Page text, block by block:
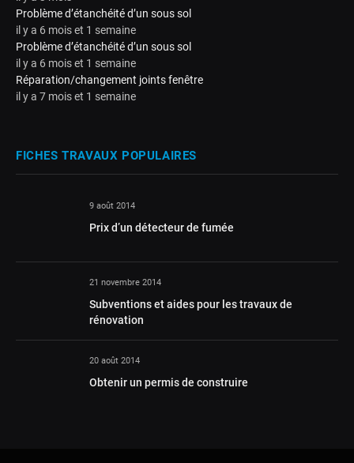
Problème d’étanchéité d’un sous sol
il y a 6 mois et 1 semaine
Problème d’étanchéité d’un sous sol
il y a 6 mois et 1 semaine
Réparation/changement joints fenêtre
il y a 7 mois et 1 semaine
FICHES TRAVAUX POPULAIRES
9 août 2014
Prix d’un détecteur de fumée
21 novembre 2014
Subventions et aides pour les travaux de
rénovation
20 août 2014
Obtenir un permis de construire